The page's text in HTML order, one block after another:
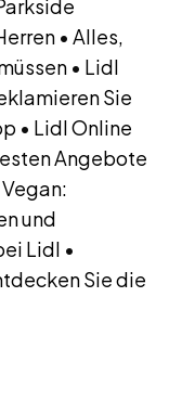
• Alles,
• Lidl
Sie
• Lidl Online
Angebote
und
Lidl •
Sie die